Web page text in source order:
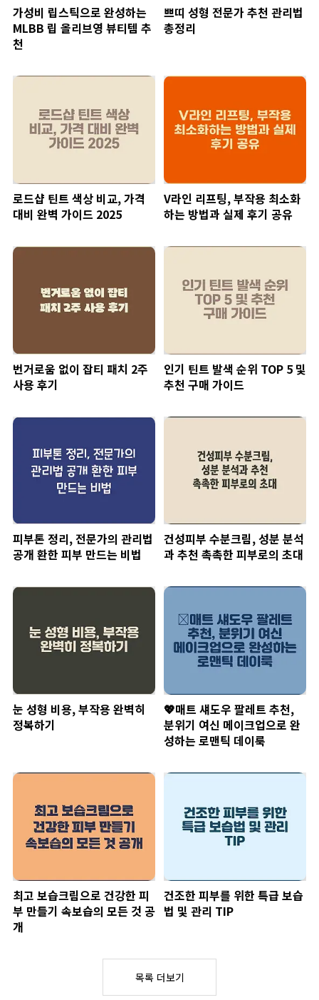
가성비 립스틱으로 완성하는
MLBB 립 올리브영 뷰티템 추
천
쁘띠 성형 전문가 추천 관리법
총정리
로드샵 틴트 색상 비교, 가격
대비 완벽 가이드 2025
V라인 리프팅, 부작용 최소화
하는 방법과 실제 후기 공유
번거로움 없이 잡티 패치 2주
사용 후기
인기 틴트 발색 순위 TOP 5 및
추천 구매 가이드
피부톤 정리, 전문가의 관리법
공개 환한 피부 만드는 비법
건성피부 수분크림, 성분 분석
과 추천 촉촉한 피부로의 초대
눈 성형 비용, 부작용 완벽히
정복하기
💖매트 섀도우 팔레트 추천,
분위기 여신 메이크업으로 완
성하는 로맨틱 데이룩
최고 보습크림으로 건강한 피
부 만들기 속보습의 모든 것 공
개
건조한 피부를 위한 특급 보습
법 및 관리 TIP
목록 더보기